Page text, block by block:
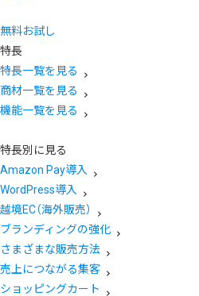
無料お試し
特長
特長一覧を見る
商材一覧を見る
機能一覧を見る
特長別に見る
Amazon Pay導入
WordPress導入
越境EC（海外販売）
ブランディングの強化
さまざまな販売方法
売上につながる集客
ショッピングカート